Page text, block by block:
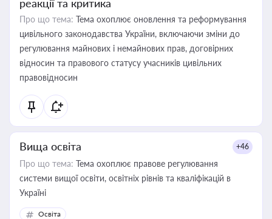
реакції та критика
Про що тема: Тема охоплює оновлення та реформування
цивільного законодавства України, включаючи зміни до
регулювання майнових і немайнових прав, договірних
відносин та правового статусу учасників цивільних
правовідносин
Вища освіта +46
Про що тема: Тема охоплює правове регулювання
системи вищої освіти, освітніх рівнів та кваліфікацій в
Україні
Освіта